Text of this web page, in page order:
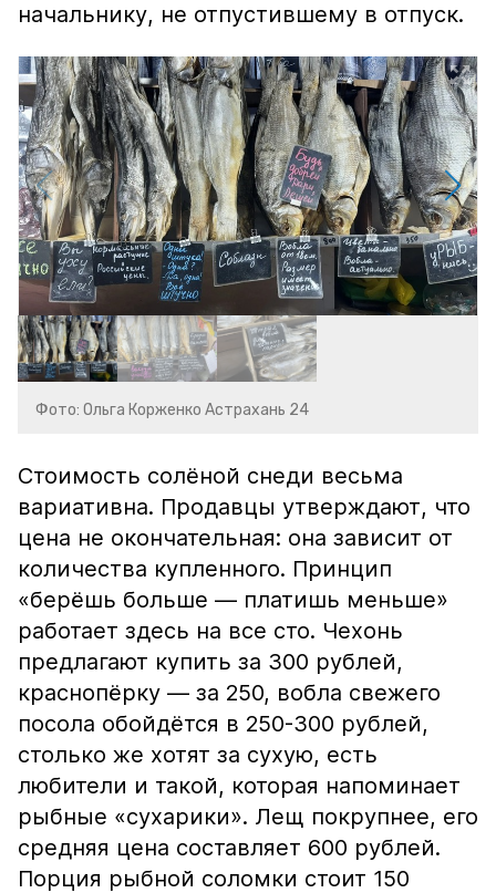
начальнику, не отпустившему в отпуск.
Фото: Ольга Корженко Астрахань 24
Стоимость солёной снеди весьма
вариативна. Продавцы утверждают, что
цена не окончательная: она зависит от
количества купленного. Принцип
«берёшь больше — платишь меньше»
работает здесь на все сто. Чехонь
предлагают купить за 300 рублей,
краснопёрку — за 250, вобла свежего
посола обойдётся в 250-300 рублей,
столько же хотят за сухую, есть
любители и такой, которая напоминает
рыбные «сухарики». Лещ покрупнее, его
средняя цена составляет 600 рублей.
Порция рыбной соломки стоит 150